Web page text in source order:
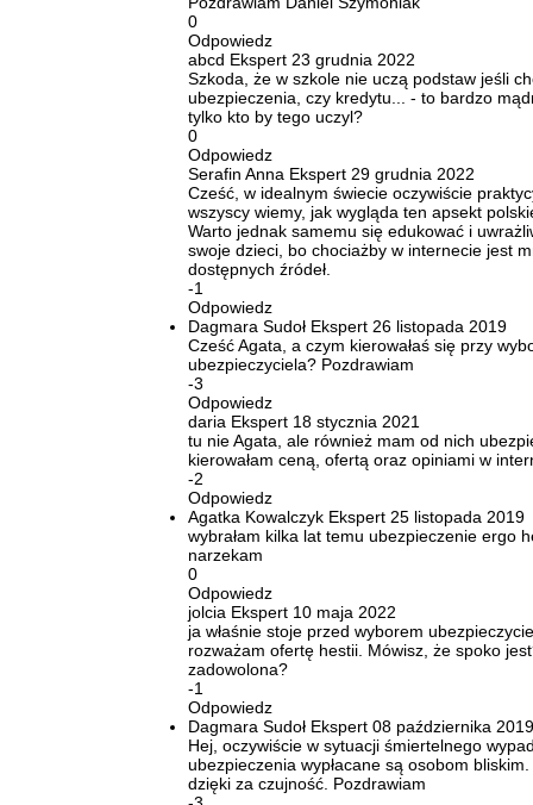
0
Odpowiedz
abcd Ekspert 23 grudnia 2022
Szkoda, że w szkole nie uczą podstaw jeśli
ubezpieczenia, czy kredytu... - to bardzo
tylko kto by tego uczyl?
0
Odpowiedz
Serafin Anna Ekspert 29 grudnia 2022
Cześć, w idealnym świecie oczywiście
wszyscy wiemy, jak wygląda ten apsekt
Warto jednak samemu się edukować i
swoje dzieci, bo chociażby w internecie jest
dostępnych źródeł.
-1
Odpowiedz
Dagmara Sudoł Ekspert 26 listopada 2019
Cześć Agata, a czym kierowałaś się przy
ubezpieczyciela? Pozdrawiam
-3
Odpowiedz
daria Ekspert 18 stycznia 2021
tu nie Agata, ale również mam od nich
kierowałam ceną, ofertą oraz opiniami w
-2
Odpowiedz
Agatka Kowalczyk Ekspert 25 listopada 2019
wybrałam kilka lat temu ubezpieczenie ergo
narzekam
0
Odpowiedz
jolcia Ekspert 10 maja 2022
ja właśnie stoje przed wyborem
rozważam ofertę hestii. Mówisz, że spoko
zadowolona?
-1
Odpowiedz
Dagmara Sudoł Ekspert 08 października 2019
Hej, oczywiście w sytuacji śmiertelnego
ubezpieczenia wypłacane są osobom
dzięki za czujność. Pozdrawiam